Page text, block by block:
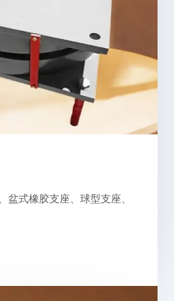
盆式橡胶支座、球型支座、